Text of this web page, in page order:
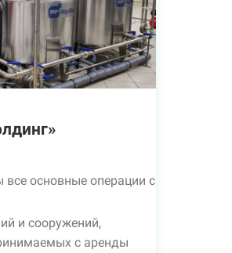
основные операции с
и сооружений,
с аренды